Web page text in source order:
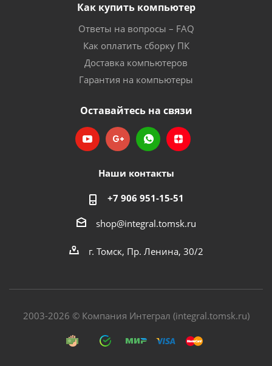
Как купить компьютер
Ответы на вопросы – FAQ
Как оплатить сборку ПК
Доставка компьютеров
Гарантия на компьютеры
Оставайтесь на связи
Наши контакты
+7 906 951-15-51
shop@integral.tomsk.ru
г. Томск, Пр. Ленина, 30/2
2003-2026 © Компания Интеграл (integral.tomsk.ru)